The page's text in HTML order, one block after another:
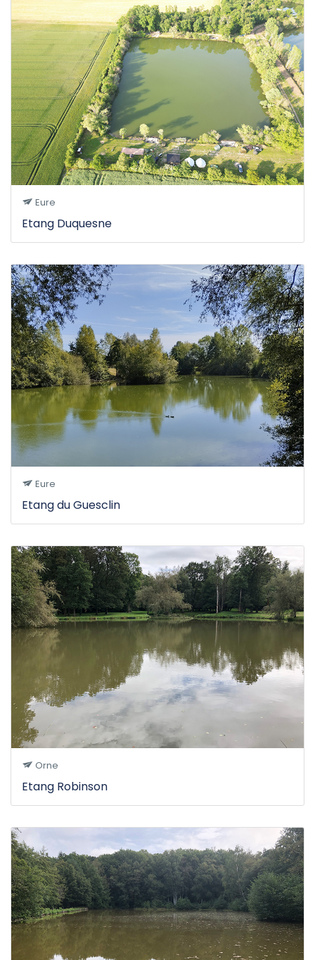
Eure
Etang Duquesne
Eure
Etang du Guesclin
Orne
Etang Robinson